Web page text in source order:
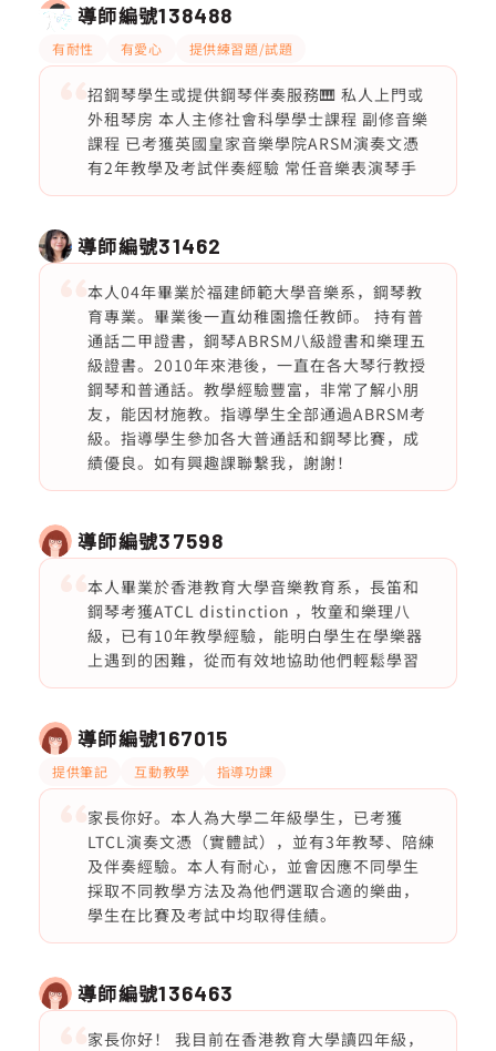
導師編號138488
有耐性 有愛心 提供練習題/試題
招鋼琴學生或提供鋼琴伴奏服務🎹 私人上門或
外租琴房 本人主修社會科學學士課程 副修音樂
課程 已考獲英國皇家音樂學院ARSM演奏文憑
有2年教學及考試伴奏經驗 常任音樂表演琴手
導師編號31462
本人04年畢業於福建師範大學音樂系，鋼琴教
育專業。畢業後一直幼稚園擔任教師。 持有普
通話二甲證書，鋼琴ABRSM八級證書和樂理五
級證書。2010年來港後，一直在各大琴行教授
鋼琴和普通話。教學經驗豐富，非常了解小朋
友，能因材施教。指導學生全部通過ABRSM考
級。指導學生參加各大普通話和鋼琴比賽，成
績優良。如有興趣課聯繫我，謝謝！
導師編號37598
本人畢業於香港教育大學音樂教育系，長笛和
鋼琴考獲ATCL distinction ，牧童和樂理八
級，已有10年教學經驗，能明白學生在學樂器
上遇到的困難，從而有效地協助他們輕鬆學習
導師編號167015
提供筆記 互動教學 指導功課
家長你好。本人為大學二年級學生，已考獲
LTCL演奏文憑（實體試），並有3年教琴、陪練
及伴奏經驗。本人有耐心，並會因應不同學生
採取不同教學方法及為他們選取合適的樂曲，
學生在比賽及考試中均取得佳績。
導師編號136463
家長你好！ 我目前在香港教育大學讀四年級，